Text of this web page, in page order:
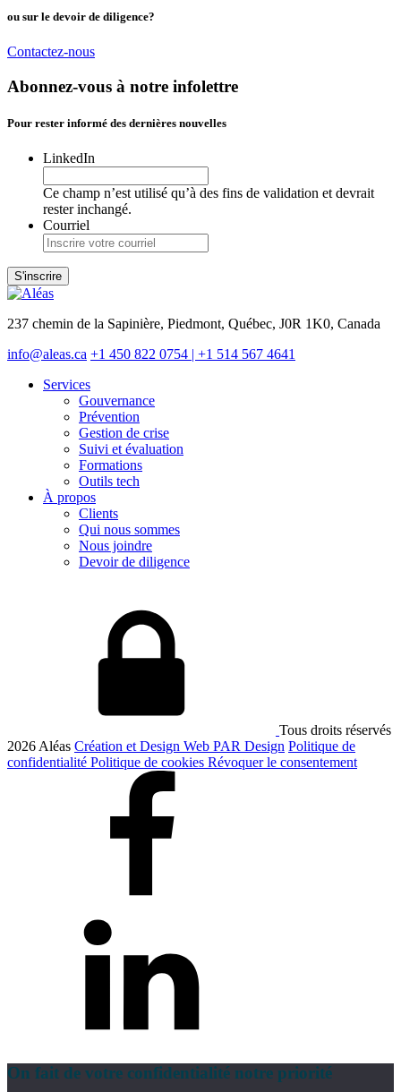
ou sur le devoir de diligence?
Contactez-nous
Abonnez-vous à notre infolettre
Pour rester informé des dernières nouvelles
LinkedIn
Ce champ n’est utilisé qu’à des fins de validation et devrait
rester inchangé.
Courriel
S'inscrire
237 chemin de la Sapinière, Piedmont, Québec, J0R 1K0, Canada
info@aleas.ca +1 450 822 0754 | +1 514 567 4641
Services
Gouvernance
Prévention
Gestion de crise
Suivi et évaluation
Formations
Outils tech
À propos
Clients
Qui nous sommes
Nous joindre
Devoir de diligence
Tous droits réservés
2026 Aléas Création et Design Web PAR Design Politique de
confidentialité Politique de cookies Révoquer le consentement
On fait de votre confidentialité notre priorité